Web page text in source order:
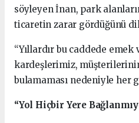
söyleyen İnan, park
ticaretin zarar gördüğünü
“Yıllardır bu caddede emek
kardeşlerimiz,
bulamaması nedeniyle her
“Yol Hiçbir Yere